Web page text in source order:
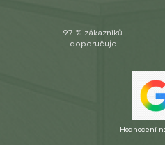
97 % zákazníků
doporučuje
Hodnocení